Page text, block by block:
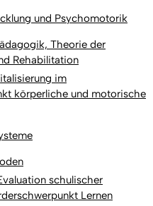
und Psychomotorik
Theorie der
Rehabilitation
im
körperliche und motorische
schulischer
Lernen